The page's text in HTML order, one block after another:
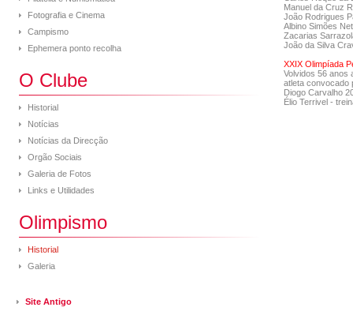
Fotografia e Cinema
Campismo
Ephemera ponto recolha
O Clube
Historial
Notícias
Notícias da Direcção
Orgão Sociais
Galeria de Fotos
Links e Utilidades
Olimpismo
Historial
Galeria
Site Antigo
Manuel da Cruz
João Rodrigues
Albino Simões
Zacarias
João da Silva
XXIX Olimpíada
Volvidos 56 anos
atleta convocado
Diogo Carvalho
Élio Terrivel -